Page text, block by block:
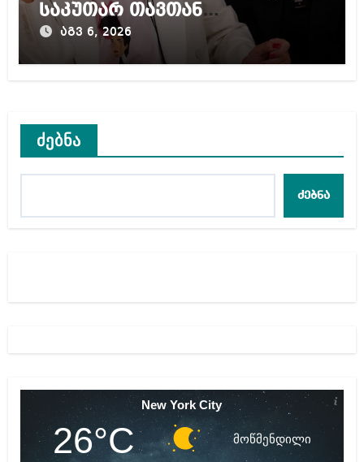
საკუთარ თავთან
შეგარცხვენთ – ეკა კუპატაძე
ნანუკა ჟორჟოლიანს
აგვ 6, 2026
ძებნა
ძებნა
New York City
26°C მოწმენდილი